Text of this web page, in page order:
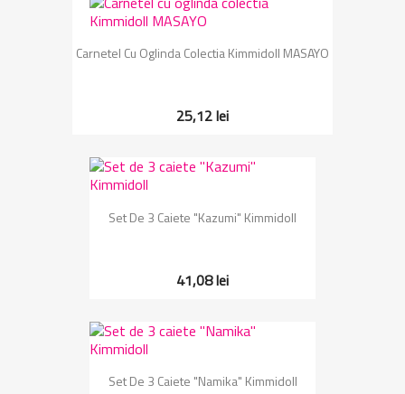
Carnetel Cu Oglinda Colectia Kimmidoll MASAYO
25,12 lei
Set De 3 Caiete "Kazumi" Kimmidoll
41,08 lei
Set De 3 Caiete "Namika" Kimmidoll